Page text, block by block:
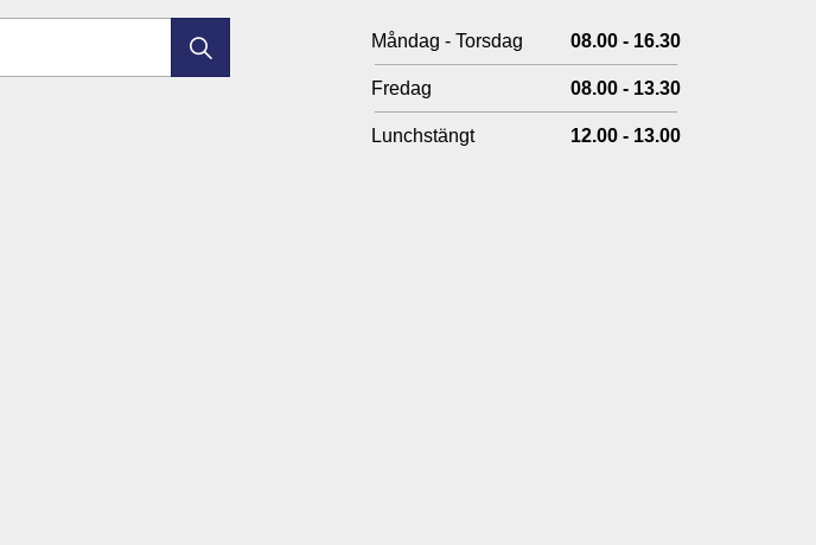
Måndag - Torsdag 08.00 - 16.30
Fredag 08.00 - 13.30
Lunchstängt 12.00 - 13.00